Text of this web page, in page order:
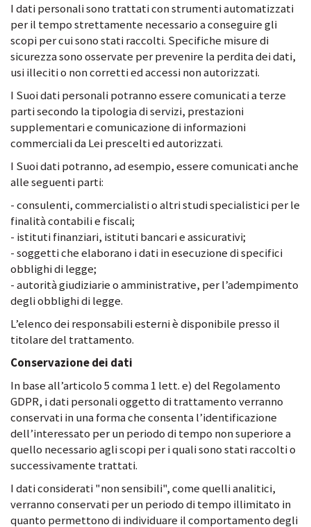
I dati personali sono trattati con strumenti automatizzati
per il tempo strettamente necessario a conseguire gli
scopi per cui sono stati raccolti. Specifiche misure di
sicurezza sono osservate per prevenire la perdita dei dati,
usi illeciti o non corretti ed accessi non autorizzati.
I Suoi dati personali potranno essere comunicati a terze
parti secondo la tipologia di servizi, prestazioni
supplementari e comunicazione di informazioni
commerciali da Lei prescelti ed autorizzati.
I Suoi dati potranno, ad esempio, essere comunicati anche
alle seguenti parti:
- consulenti, commercialisti o altri studi specialistici per le
finalità contabili e fiscali;
- istituti finanziari, istituti bancari e assicurativi;
- soggetti che elaborano i dati in esecuzione di specifici
obblighi di legge;
- autorità giudiziarie o amministrative, per l’adempimento
degli obblighi di legge.
L’elenco dei responsabili esterni è disponibile presso il
titolare del trattamento.
Conservazione dei dati
In base all’articolo 5 comma 1 lett. e) del Regolamento
GDPR, i dati personali oggetto di trattamento verranno
conservati in una forma che consenta l’identificazione
dell’interessato per un periodo di tempo non superiore a
quello necessario agli scopi per i quali sono stati raccolti o
successivamente trattati.
I dati considerati "non sensibili", come quelli analitici,
verranno conservati per un periodo di tempo illimitato in
quanto permettono di individuare il comportamento degli